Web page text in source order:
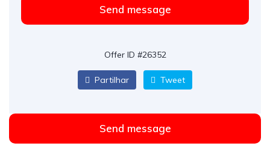
Send message
Offer ID #26352
Partilhar Tweet
Send message